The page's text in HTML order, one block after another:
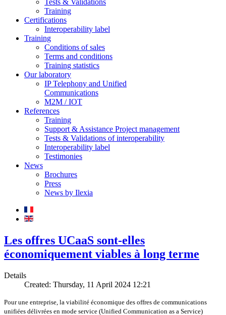
Tests & Validations
Training
Certifications
Interoperability label
Training
Conditions of sales
Terms and conditions
Training statistics
Our laboratory
IP Telephony and Unified
Communications
M2M / IOT
References
Training
Support & Assistance Project management
Tests & Validations of interoperability
Interoperability label
Testimonies
News
Brochures
Press
News by Ilexia
Les offres UCaaS sont-elles
économiquement viables à long terme
Details
Created: Thursday, 11 April 2024 12:21
Pour une entreprise, la viabilité économique des offres de communications
unifiées délivrées en mode service (Unified Communication as a Service)